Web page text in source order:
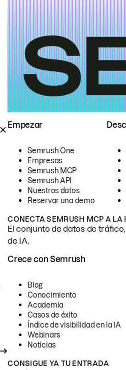
Empezar
Semrush One
Empresas
Semrush MCP
Semrush API
Nuestros datos
Reservar una demo
CONECTA SEMRUSH MCP A LA
El conjunto de datos de
de IA.
Crece con Semrush
Blog
Conocimiento
Academia
Casos de éxito
Índice de visibilidad en la IA
Webinars
Noticias
CONSIGUE YA TU ENTRADA